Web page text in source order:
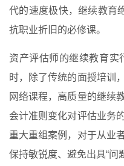
代的速度极快，继续教育
抗职业折旧的必修课。
资产评估师的继续教育实
时，除了传统的面授培训
网络课程，高质量的继续
会计准则变化对评估业务
重大重组案例，对于从业
保持敏锐度、避免出具“问